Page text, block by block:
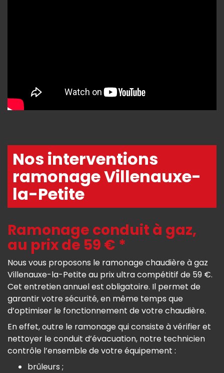
Nos interventions
ramonage Villenauxe-
la-Petite
Ramonage conduit à gaz,
au prix de 59 € *
Nous vous proposons le ramonage chaudière à gaz
Villenauxe-la-Petite au prix ultra compétitif de 59 €.
Cet entretien annuel est obligatoire. Il permet de
garantir votre sécurité, en même temps que
d’optimiser le fonctionnement de votre chaudière.
En effet, outre le ramonage qui consiste à vérifier et
nettoyer le conduit d’évacuation, notre technicien
contrôle l’ensemble de votre équipement :
brûleurs ;